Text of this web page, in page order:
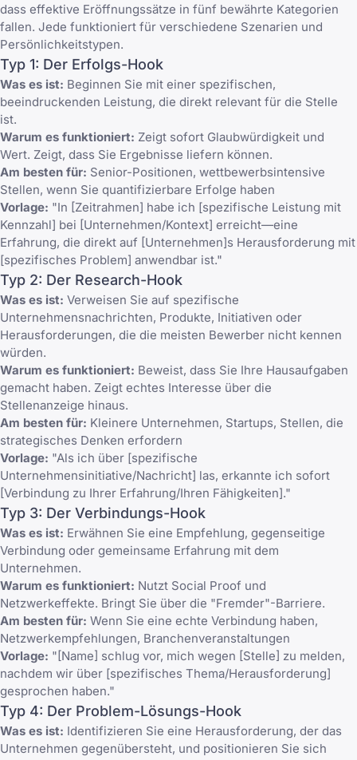
dass effektive Eröffnungssätze in fünf bewährte Kategorien
fallen. Jede funktioniert für verschiedene Szenarien und
Persönlichkeitstypen.
Typ 1: Der Erfolgs-Hook
Was es ist: Beginnen Sie mit einer spezifischen,
beeindruckenden Leistung, die direkt relevant für die Stelle
ist.
Warum es funktioniert: Zeigt sofort Glaubwürdigkeit und
Wert. Zeigt, dass Sie Ergebnisse liefern können.
Am besten für: Senior-Positionen, wettbewerbsintensive
Stellen, wenn Sie quantifizierbare Erfolge haben
Vorlage: "In [Zeitrahmen] habe ich [spezifische Leistung mit
Kennzahl] bei [Unternehmen/Kontext] erreicht—eine
Erfahrung, die direkt auf [Unternehmen]s Herausforderung mit
[spezifisches Problem] anwendbar ist."
Typ 2: Der Research-Hook
Was es ist: Verweisen Sie auf spezifische
Unternehmensnachrichten, Produkte, Initiativen oder
Herausforderungen, die die meisten Bewerber nicht kennen
würden.
Warum es funktioniert: Beweist, dass Sie Ihre Hausaufgaben
gemacht haben. Zeigt echtes Interesse über die
Stellenanzeige hinaus.
Am besten für: Kleinere Unternehmen, Startups, Stellen, die
strategisches Denken erfordern
Vorlage: "Als ich über [spezifische
Unternehmensinitiative/Nachricht] las, erkannte ich sofort
[Verbindung zu Ihrer Erfahrung/Ihren Fähigkeiten]."
Typ 3: Der Verbindungs-Hook
Was es ist: Erwähnen Sie eine Empfehlung, gegenseitige
Verbindung oder gemeinsame Erfahrung mit dem
Unternehmen.
Warum es funktioniert: Nutzt Social Proof und
Netzwerkeffekte. Bringt Sie über die "Fremder"-Barriere.
Am besten für: Wenn Sie eine echte Verbindung haben,
Netzwerkempfehlungen, Branchenveranstaltungen
Vorlage: "[Name] schlug vor, mich wegen [Stelle] zu melden,
nachdem wir über [spezifisches Thema/Herausforderung]
gesprochen haben."
Typ 4: Der Problem-Lösungs-Hook
Was es ist: Identifizieren Sie eine Herausforderung, der das
Unternehmen gegenübersteht, und positionieren Sie sich